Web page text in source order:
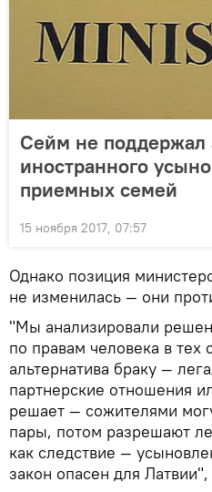
Сейм не поддержал
иностранного
приемных семей
15 ноября 2017, 07:57
Однако позиция
не изменилась — они
"Мы анализировали
по правам человека в тех
альтернатива браку —
партнерские отношения
решает — сожителями
пары, потом разрешают
как следствие —
закон опасен для